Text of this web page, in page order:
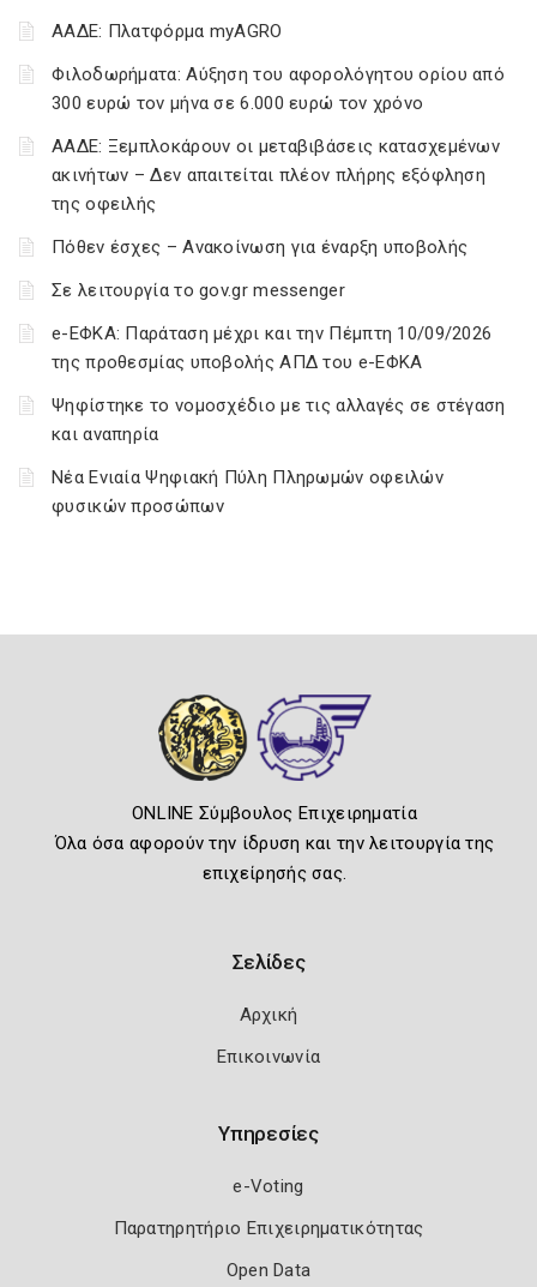
ΑΑΔΕ: Πλατφόρμα myAGRO
Φιλοδωρήματα: Αύξηση του αφορολόγητου ορίου από
300 ευρώ τον μήνα σε 6.000 ευρώ τον χρόνο
ΑΑΔΕ: Ξεμπλοκάρουν οι μεταβιβάσεις κατασχεμένων
ακινήτων – Δεν απαιτείται πλέον πλήρης εξόφληση
της οφειλής
Πόθεν έσχες – Ανακοίνωση για έναρξη υποβολής
Σε λειτουργία το gov.gr messenger
e-ΕΦΚΑ: Παράταση μέχρι και την Πέμπτη 10/09/2026
της προθεσμίας υποβολής ΑΠΔ του e-ΕΦΚΑ
Ψηφίστηκε το νομοσχέδιο με τις αλλαγές σε στέγαση
και αναπηρία
Νέα Ενιαία Ψηφιακή Πύλη Πληρωμών οφειλών
φυσικών προσώπων
ONLINE Σύμβουλος Επιχειρηματία
Όλα όσα αφορούν την ίδρυση και την λειτουργία της
επιχείρησής σας.
Σελίδες
Αρχική
Επικοινωνία
Υπηρεσίες
e-Voting
Παρατηρητήριο Επιχειρηματικότητας
Open Data